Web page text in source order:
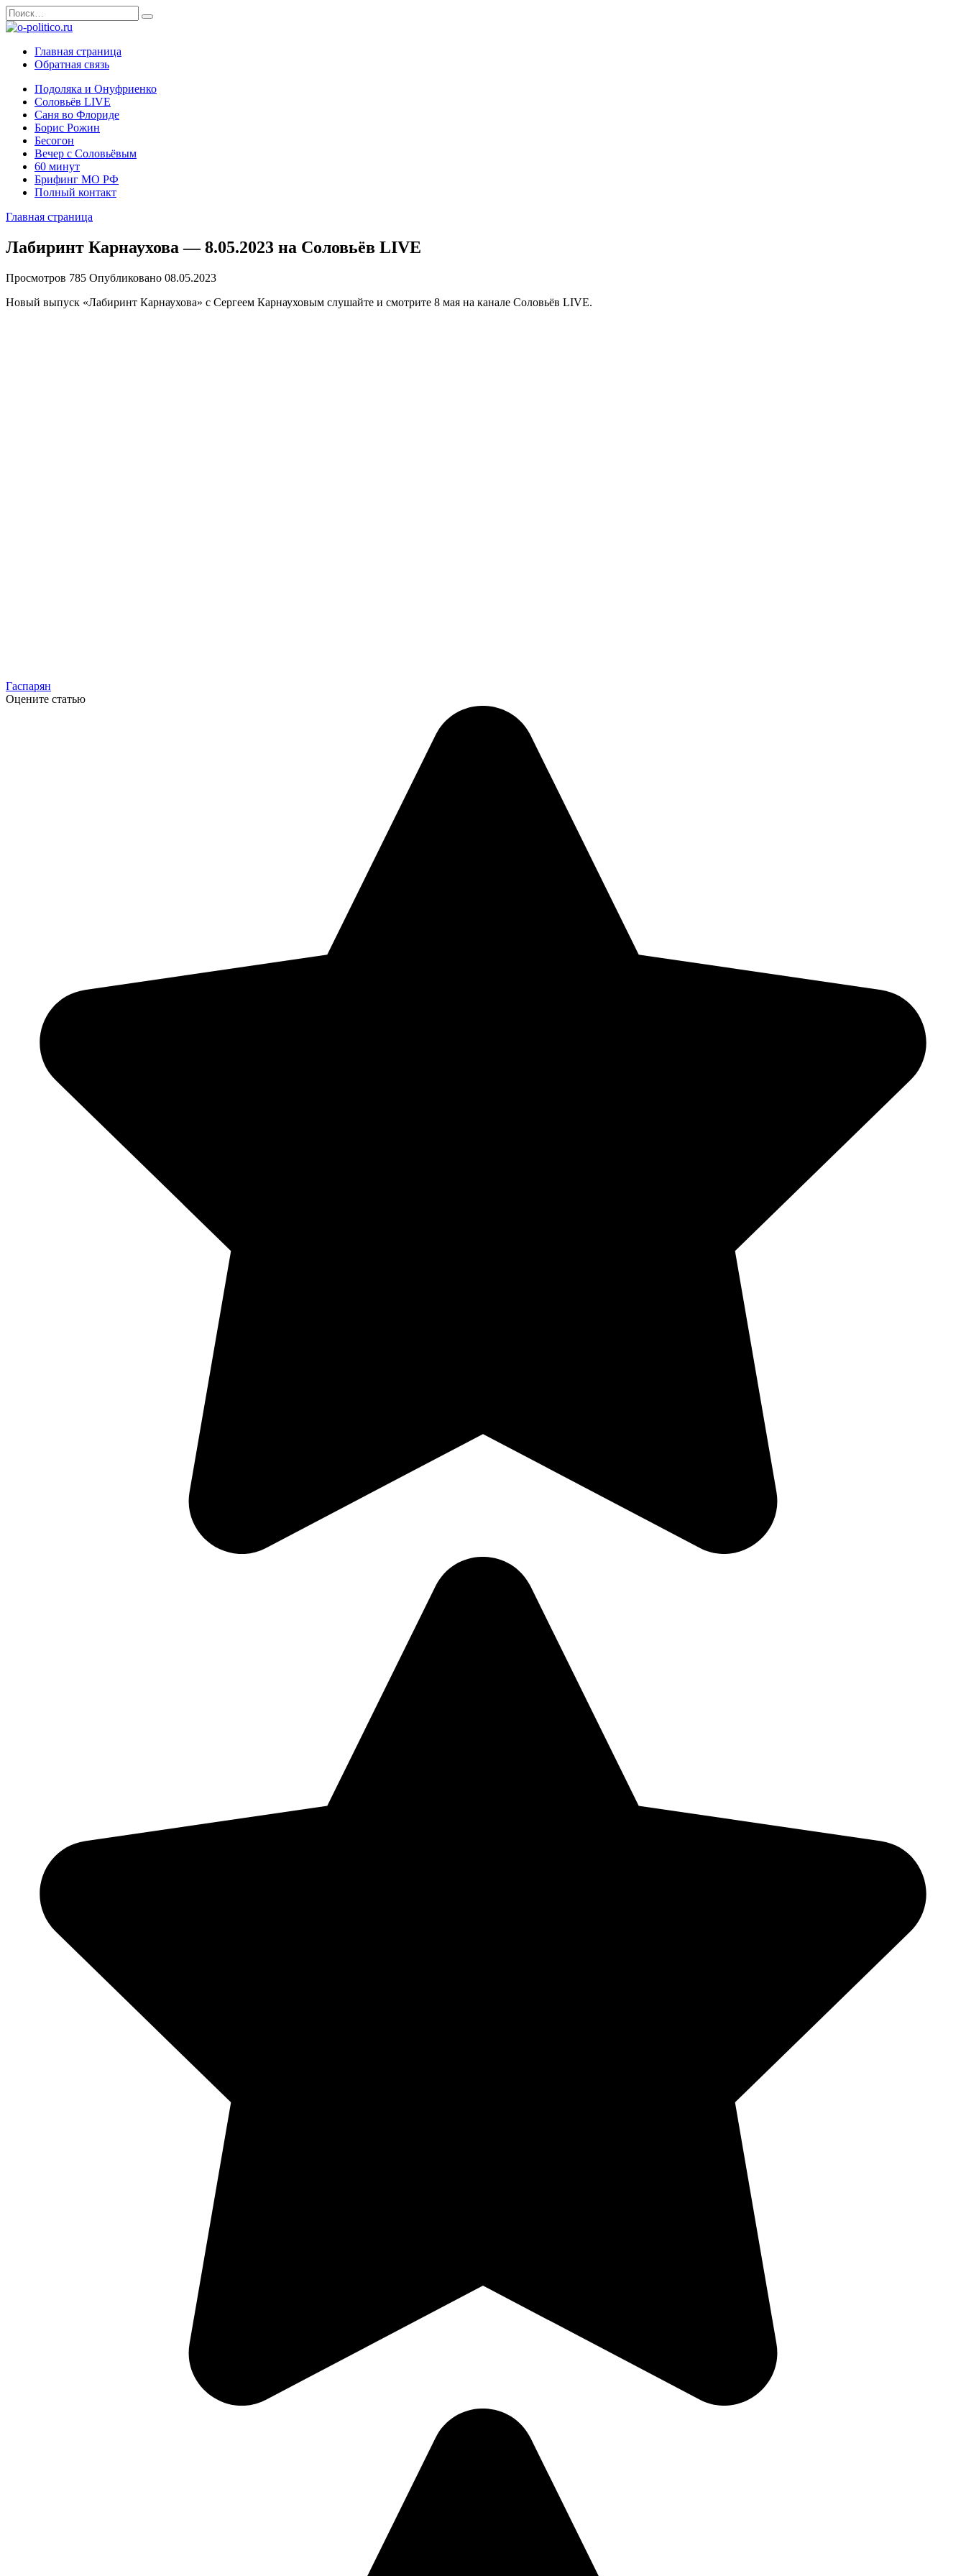
Перейти
к
содержанию
Search
for:
Главная страница
Обратная связь
Подоляка и Онуфриенко
Соловьёв LIVE
Саня во Флориде
Борис Рожин
Бесогон
Вечер с Соловьёвым
60 минут
Брифинг МО РФ
Полный контакт
Главная страница
Лабиринт Карнаухова — 8.05.2023 на Соловьёв LIVE
Просмотров 785 Опубликовано 08.05.2023
Новый выпуск «Лабиринт Карнаухова» с Сергеем Карнауховым слушайте и смотрите 8 мая на канале Соловьёв LIVE.
Гаспарян
Оцените статью